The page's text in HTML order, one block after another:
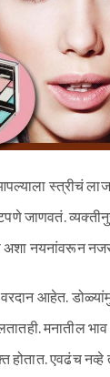
स्त्रीचं
जाणवतं.
अशा नयनांवरून
आहेत.
मनातील
एवढंच नव्हे